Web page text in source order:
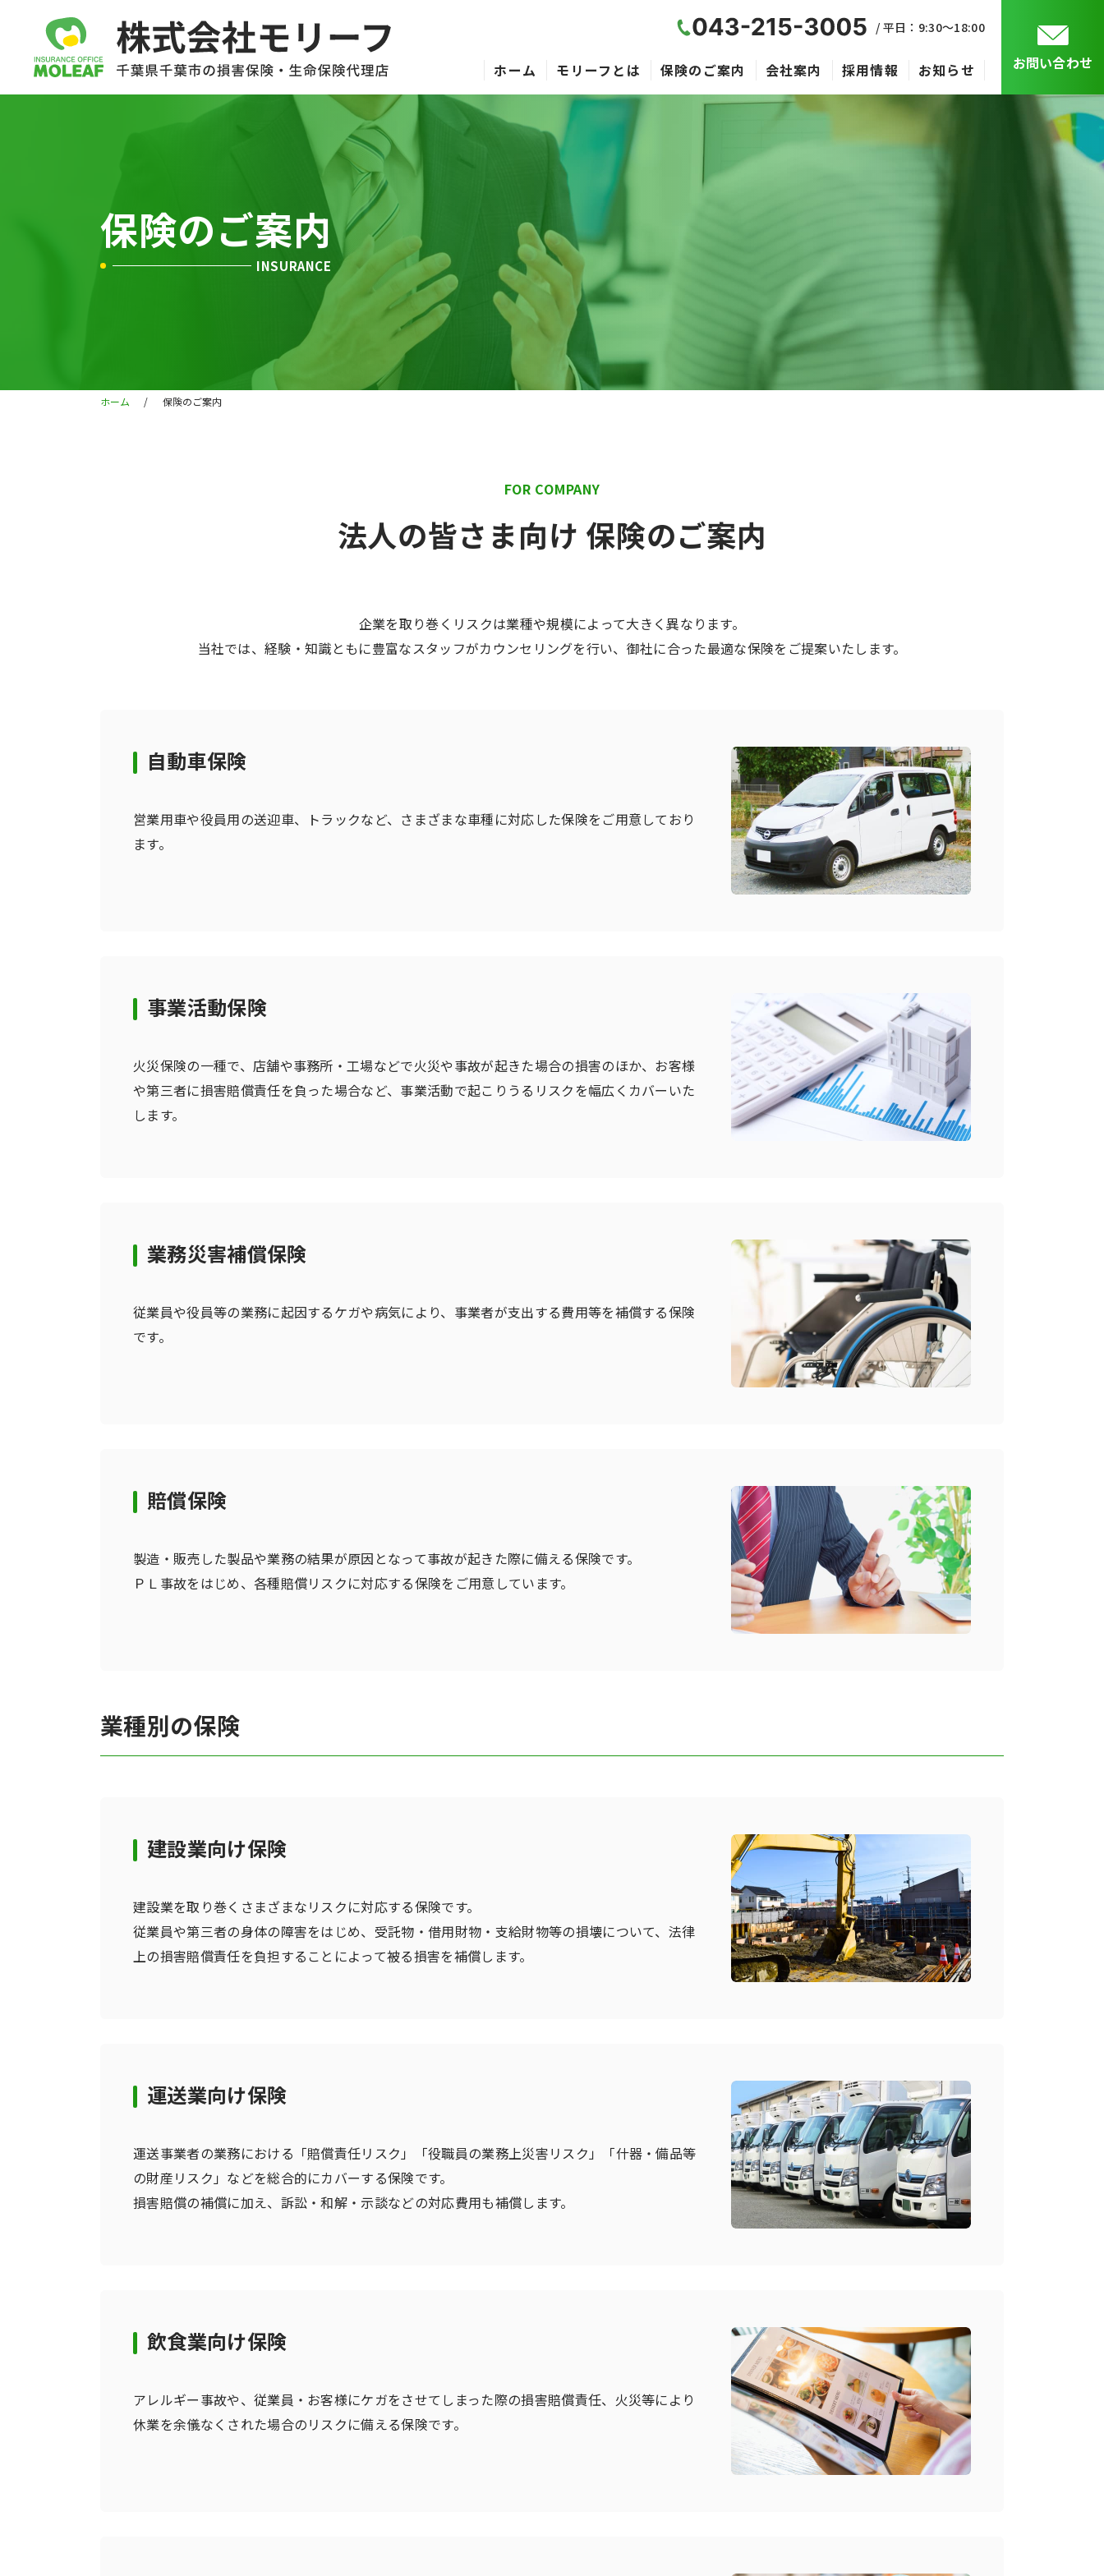
/ 平日：9:30〜18:00
ホーム モリーフとは 保険のご案内 会社案内 採用情報 お知らせ お問い合わせ
保険のご案内
INSURANCE
ホーム / 保険のご案内
FOR COMPANY
法人の皆さま向け 保険のご案内
企業を取り巻くリスクは業種や規模によって大きく異なります。
当社では、経験・知識ともに豊富なスタッフがカウンセリングを行い、御社に合った最適な保険をご提案いたします。
自動車保険
営業用車や役員用の送迎車、トラックなど、さまざまな車種に対応した保険をご用意しており
ます。
事業活動保険
火災保険の一種で、店舗や事務所・工場などで火災や事故が起きた場合の損害のほか、お客様
や第三者に損害賠償責任を負った場合など、事業活動で起こりうるリスクを幅広くカバーいた
します。
業務災害補償保険
従業員や役員等の業務に起因するケガや病気により、事業者が支出する費用等を補償する保険
です。
賠償保険
製造・販売した製品や業務の結果が原因となって事故が起きた際に備える保険です。
ＰＬ事故をはじめ、各種賠償リスクに対応する保険をご用意しています。
業種別の保険
建設業向け保険
建設業を取り巻くさまざまなリスクに対応する保険です。
従業員や第三者の身体の障害をはじめ、受託物・借用財物・支給財物等の損壊について、法律
上の損害賠償責任を負担することによって被る損害を補償します。
運送業向け保険
運送事業者の業務における「賠償責任リスク」「役職員の業務上災害リスク」「什器・備品等
の財産リスク」などを総合的にカバーする保険です。
損害賠償の補償に加え、訴訟・和解・示談などの対応費用も補償します。
飲食業向け保険
アレルギー事故や、従業員・お客様にケガをさせてしまった際の損害賠償責任、火災等により
休業を余儀なくされた場合のリスクに備える保険です。